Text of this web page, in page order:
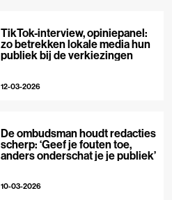
TikTok-interview, opiniepanel:
zo betrekken lokale media hun
publiek bij de verkiezingen
12-03-2026
De ombudsman houdt redacties
scherp: ‘Geef je fouten toe,
anders onderschat je je publiek’
10-03-2026